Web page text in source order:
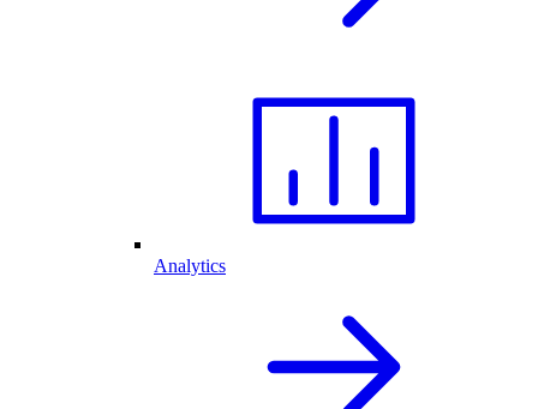
Analytics